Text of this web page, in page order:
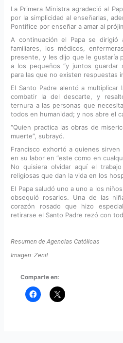
La Primera Ministra agradeció al
por la simplicidad al enseñarlas,
Pontífice por enseñar a amar al
A continuación el Papa se dirigió
familiares, los médicos,
presente, y les dijo que le gustaría
a los pequeños “y juntos guardar
para las que no existen respuestas
El Santo Padre alentó a multiplicar
combatir la del descarte, y
ternura a las personas que
todos en humanidad; y nos abre el
“Quien practica las obras de
muerte”, subrayó.
Francisco exhortó a quienes
en su labor en “este como en
No quisiera olvidar aquí el
religiosas que dan la vida en los
El Papa saludó uno a uno a los
obsequió rosarios. Una de las
corazón rosado que hizo
retirarse el Santo Padre rezó con
Resumen de Agencias Católicas
Imagen: Zenit
Comparte en: